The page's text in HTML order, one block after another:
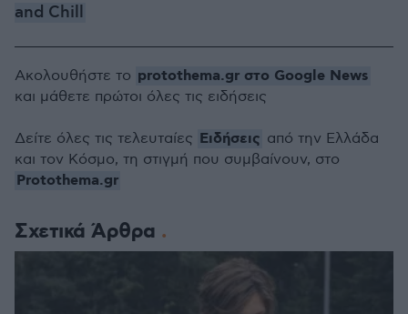
and Chill
Σχετικά Άρθρα
Ακολουθήστε το protothema.gr στο Google News
και μάθετε πρώτοι όλες τις ειδήσεις
Δείτε όλες τις τελευταίες Ειδήσεις από την Ελλάδα
και τον Κόσμο, τη στιγμή που συμβαίνουν, στο
Protothema.gr